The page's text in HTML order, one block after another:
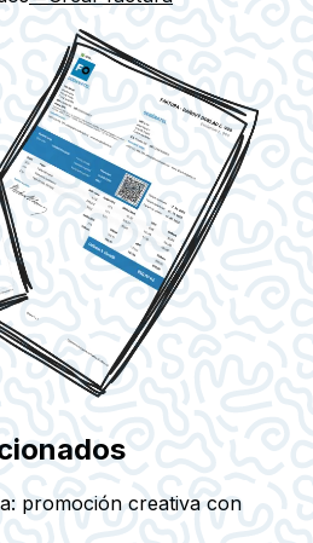
promoción creativa con